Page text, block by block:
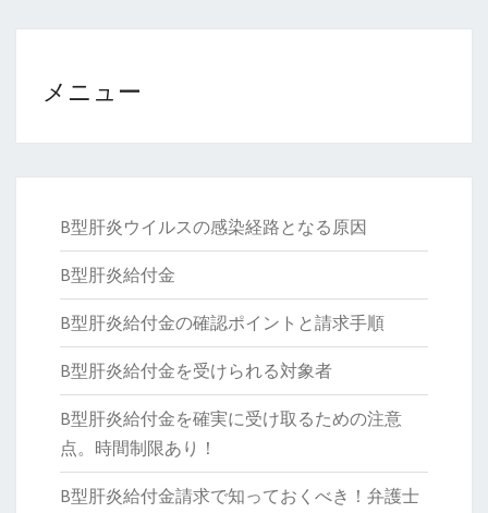
メニュー
B型肝炎ウイルスの感染経路となる原因
B型肝炎給付金
B型肝炎給付金の確認ポイントと請求手順
B型肝炎給付金を受けられる対象者
B型肝炎給付金を確実に受け取るための注意
点。時間制限あり！
B型肝炎給付金請求で知っておくべき！弁護士